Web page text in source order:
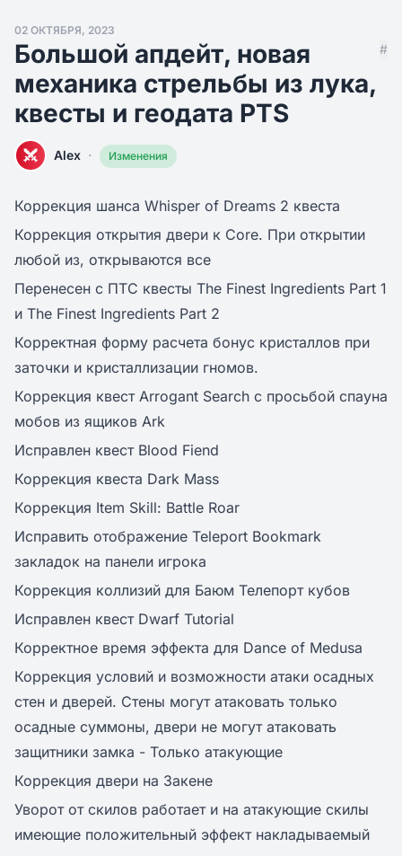
02 ОКТЯБРЯ, 2023
Большой апдейт, новая
механика стрельбы из лука,
квесты и геодата PTS
#
Alex · Изменения
Коррекция шанса Whisper of Dreams 2 квеста
Коррекция открытия двери к Core. При открытии
любой из, открываются все
Перенесен с ПТС квесты The Finest Ingredients Part 1
и The Finest Ingredients Part 2
Корректная форму расчета бонус кристаллов при
заточки и кристаллизации гномов.
Коррекция квест Arrogant Search с просьбой спауна
мобов из ящиков Ark
Исправлен квест Blood Fiend
Коррекция квеста Dark Mass
Коррекция Item Skill: Battle Roar
Исправить отображение Teleport Bookmark
закладок на панели игрока
Коррекция коллизий для Баюм Телепорт кубов
Исправлен квест Dwarf Tutorial
Корректное время эффекта для Dance of Medusa
Коррекция условий и возможности атаки осадных
стен и дверей. Стены могут атаковать только
осадные суммоны, двери не могут атаковать
защитники замка - Только атакующие
Коррекция двери на Закене
Уворот от скилов работает и на атакующие скилы
имеющие положительный эффект накладываемый